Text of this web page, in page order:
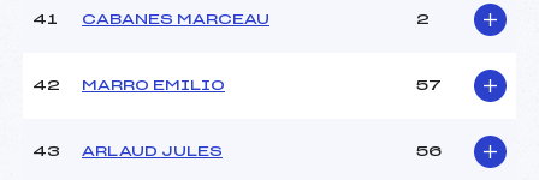
41 CABANES MARCEAU 2
42 MARRO EMILIO 57
43 ARLAUD JULES 56